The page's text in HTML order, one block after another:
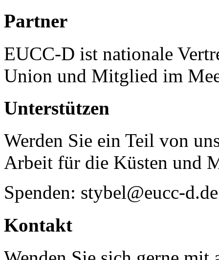
Partner
EUCC-D ist nationale
Union und Mitglied im
Unterstützen
Werden Sie ein Teil von
Arbeit für die Küsten und
Spenden: stybel@eucc-d.de
Kontakt